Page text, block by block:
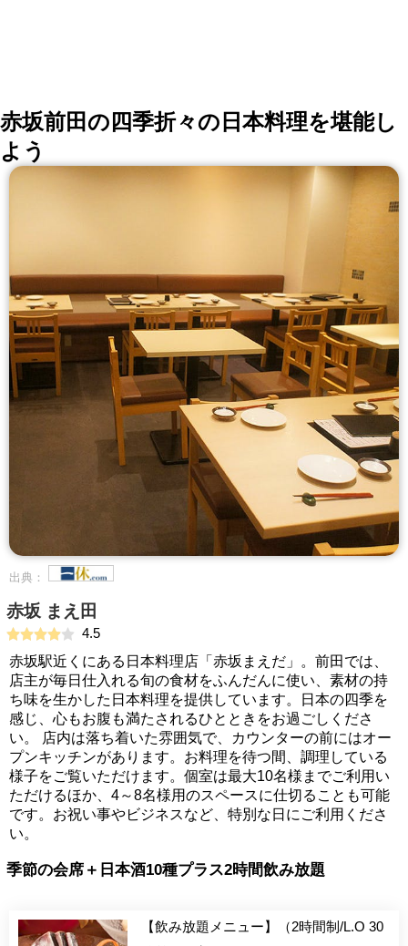
赤坂前田の四季折々の日本料理を堪能し
よう
出典：
赤坂 まえ田
4.5
赤坂駅近くにある日本料理店「赤坂まえだ」。前田では、
店主が毎日仕入れる旬の食材をふんだんに使い、素材の持
ち味を生かした日本料理を提供しています。日本の四季を
感じ、心もお腹も満たされるひとときをお過ごしくださ
い。 店内は落ち着いた雰囲気で、カウンターの前にはオー
プンキッチンがあります。お料理を待つ間、調理している
様子をご覧いただけます。個室は最大10名様までご利用い
ただけるほか、4～8名様用のスペースに仕切ることも可能
です。お祝い事やビジネスなど、特別な日にご利用くださ
い。
季節の会席＋日本酒10種プラス2時間飲み放題
【飲み放題メニュー】（2時間制/L.O 30